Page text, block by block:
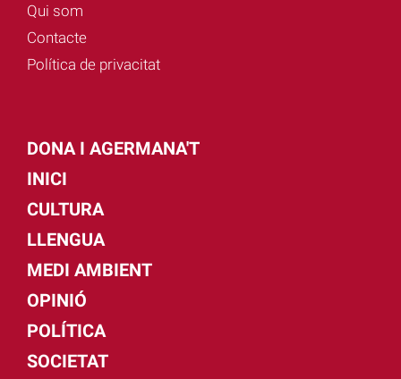
Qui som
Contacte
Política de privacitat
DONA I AGERMANA'T
INICI
CULTURA
LLENGUA
MEDI AMBIENT
OPINIÓ
POLÍTICA
SOCIETAT